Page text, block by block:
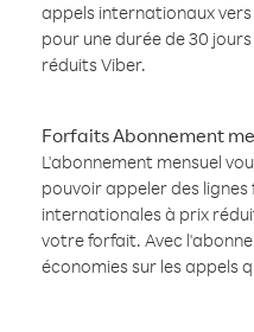
appels internationaux
pour une durée de 30
réduits Viber.
Forfaits Abonnement
L'abonnement mensuel
pouvoir appeler des lignes
internationales à prix
votre forfait. Avec
économies sur les appels